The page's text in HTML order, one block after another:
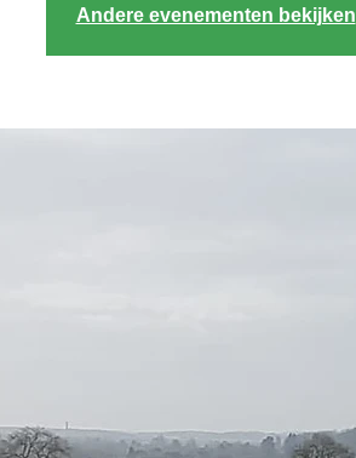
Andere evenementen bekijken